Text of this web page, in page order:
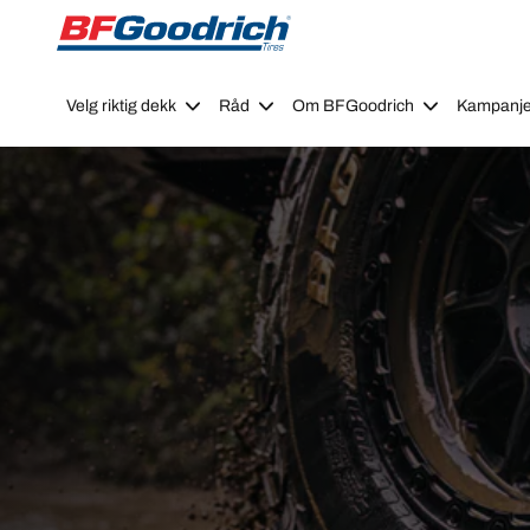
Go to page content Go to page navigation
Velg riktig dekk Råd Om BFGoodrich